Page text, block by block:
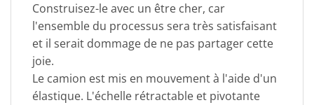
Construisez-le avec un être cher, car
l'ensemble du processus sera très satisfaisant
et il serait dommage de ne pas partager cette
joie.
Le camion est mis en mouvement à l'aide d'un
élastique. L'échelle rétractable et pivotante